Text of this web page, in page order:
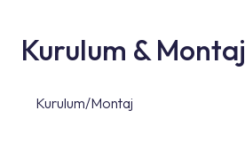
Kurulum & Montaj
Kurulum/Montaj